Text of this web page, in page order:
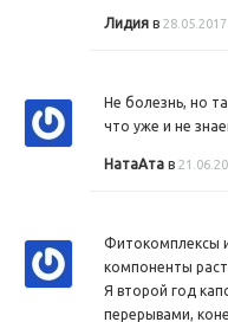
Лидия в
Не болезнь, но
что уже и не
НатаАта в
Фитокомплексы
компоненты
Я второй год
перерывами,